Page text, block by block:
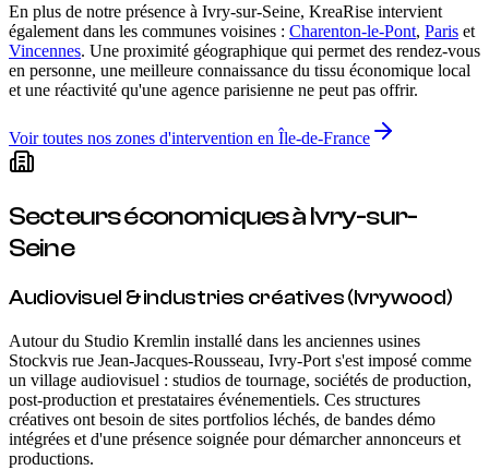
En plus de notre présence à Ivry-sur-Seine, KreaRise intervient
également dans les communes voisines : Charenton-le-Pont, Paris et
Vincennes. Une proximité géographique qui permet des rendez-vous
en personne, une meilleure connaissance du tissu économique local
et une réactivité qu'une agence parisienne ne peut pas offrir.
Voir toutes nos zones d'intervention en Île-de-France
Secteurs économiquesà Ivry-sur-
Seine
Audiovisuel & industries créatives (Ivrywood)
Autour du Studio Kremlin installé dans les anciennes usines
Stockvis rue Jean-Jacques-Rousseau, Ivry-Port s'est imposé comme
un village audiovisuel : studios de tournage, sociétés de production,
post-production et prestataires événementiels. Ces structures
créatives ont besoin de sites portfolios léchés, de bandes démo
intégrées et d'une présence soignée pour démarcher annonceurs et
productions.